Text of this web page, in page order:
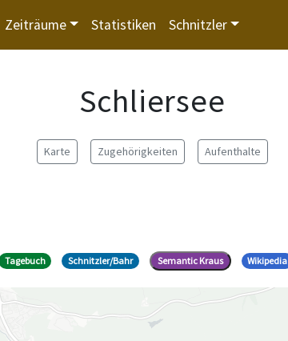
Zeiträume Statistiken Schnitzler
Schliersee
Karte Zugehörigkeiten Aufenthalte
Tagebuch Schnitzler/Bahr Semantic Kraus Wikipedia